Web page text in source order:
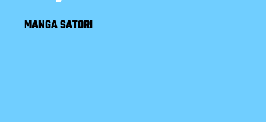
MANGA SATORI